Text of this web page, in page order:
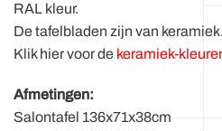
RAL kleur.
De tafelbladen zijn van keramiek.
Klik hier voor de keramiek-
Afmetingen:
Salontafel 136x71x38cm